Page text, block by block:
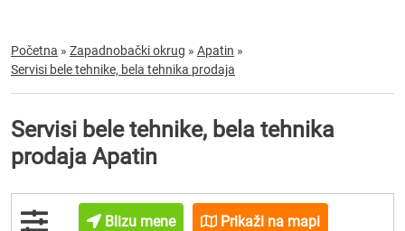
Početna » Zapadnobački okrug » Apatin »
Servisi bele tehnike, bela tehnika prodaja
Servisi bele tehnike, bela tehnika
prodaja Apatin
Blizu mene Prikaži na mapi